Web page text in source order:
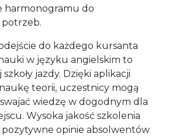
harmonogramu do
do każdego kursanta
w języku angielskim to
jazdy. Dzięki aplikacji
teorii, uczestnicy mogą
wiedzę w dogodnym dla
Wysoka jakość szkolenia
pozytywne opinie absolwentów